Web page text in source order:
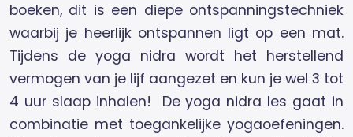
boeken, dit is een diepe ontspanningstechniek
waarbij je heerlijk ontspannen ligt op een mat.
Tijdens de yoga nidra wordt het herstellend
vermogen van je lijf aangezet en kun je wel 3 tot
4 uur slaap inhalen! De yoga nidra les gaat in
combinatie met toegankelijke yogaoefeningen.